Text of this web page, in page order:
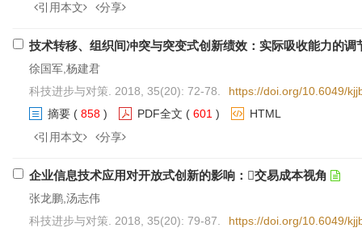
引用本文
分享
技术转移、组织间冲突与突变式创新绩效：实际吸收能力的调
徐国军,杨建君
科技进步与对策. 2018, 35(20): 72-78.
https://doi.org/10.6049/
摘要 ( 858 ) PDF全文 ( 601 )
HTML
引用本文
分享
企业信息技术应用对开放式创新的影响：交易成本视角
张龙鹏,汤志伟
科技进步与对策. 2018, 35(20): 79-87.
https://doi.org/10.6049/